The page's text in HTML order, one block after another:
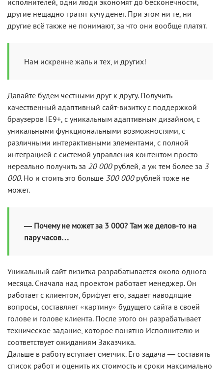
исполнителей, одни люди экономят до бесконечности,
другие нещадно тратят кучу денег. При этом ни те, ни
другие всё также не понимают, за что они вообще платят.
Нам искренне жаль и тех, и других!
Давайте будем честными друг к другу. Получить
качественный адаптивный сайт-визитку с поддержкой
браузеров IE9+, с уникальным адаптивным дизайном, с
уникальными функциональными возможностями, с
различными интерактивными элементами, с полной
интеграцией с системой управления контентом просто
нереально получить за 20 000рублей, а уж тем более за 3
000. Но и стоить это больше 300 000рублей тоже не
может.
— Почему не может за 3 000? Там же делов-то на
пару часов…
Уникальный сайт-визитка разрабатывается около одного
месяца. Сначала над проектом работает менеджер. Он
работает с клиентом, брифует его, задает наводящие
вопросы, составляет «картину» будущего сайта в своей
голове и голове клиента. После этого он разрабатывает
техническое задание, которое понятно Исполнителю и
соответствует ожиданиям Заказчика.
Дальше в работу вступает сметчик. Его задача — составить
список работ и оценить их стоимость и сроки максимально